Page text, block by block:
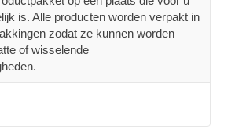
is. Alle producten worden verpakt in
zodat ze kunnen worden
of wisselende